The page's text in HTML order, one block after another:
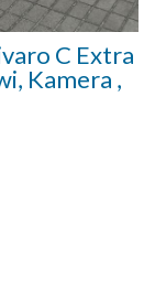
C Extra
Kamera ,